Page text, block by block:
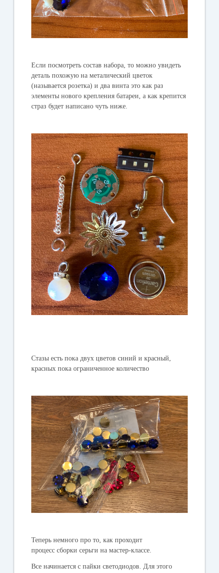
Если посмотреть состав набора, то можно увидеть
деталь похожую на металический цветок
(называется розетка) и два винта это как раз
элементы нового крепления батареи, а как крепится
страз будет написано чуть ниже.
Стазы есть пока двух цветов синий и красный,
красных пока ограниченное количество
Теперь немного про то, как проходит
процесс сборки серьги на мастер-классе.
Все начинается с пайки светодиодов. Для этого